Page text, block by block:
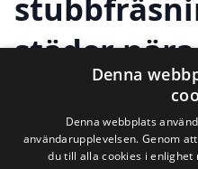
städer
Att hitta hjälp för
kan vara
Denna
Denna webbplats
användarupplevelsen. Genom
du till alla cookies i enlighet